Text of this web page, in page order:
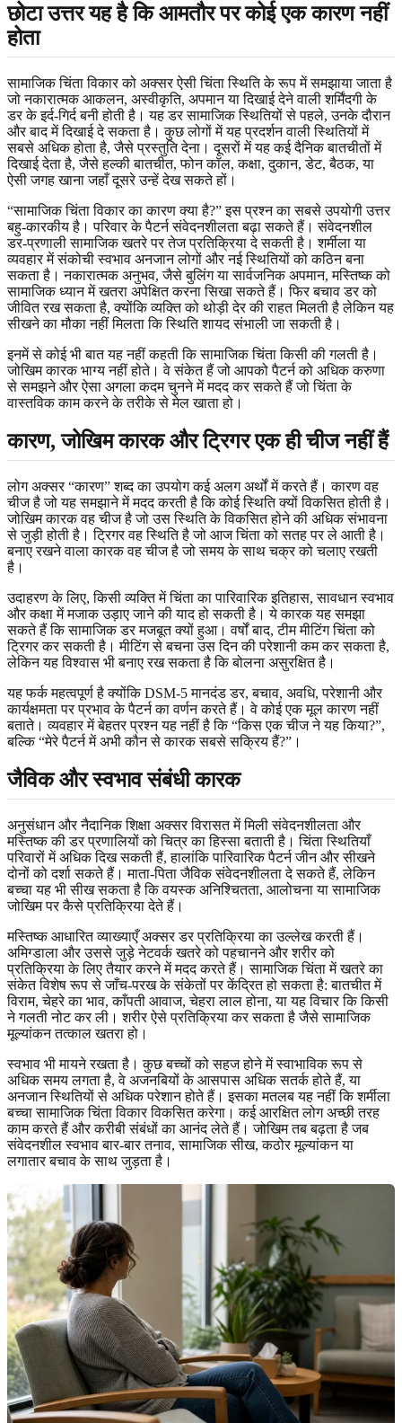
छोटा उत्तर यह है कि आमतौर पर कोई एक कारण नहीं
होता
सामाजिक चिंता विकार को अक्सर ऐसी चिंता स्थिति के रूप में समझाया जाता है
जो नकारात्मक आकलन, अस्वीकृति, अपमान या दिखाई देने वाली शर्मिंदगी के
डर के इर्द-गिर्द बनी होती है। यह डर सामाजिक स्थितियों से पहले, उनके दौरान
और बाद में दिखाई दे सकता है। कुछ लोगों में यह प्रदर्शन वाली स्थितियों में
सबसे अधिक होता है, जैसे प्रस्तुति देना। दूसरों में यह कई दैनिक बातचीतों में
दिखाई देता है, जैसे हल्की बातचीत, फोन कॉल, कक्षा, दुकान, डेट, बैठक, या
ऐसी जगह खाना जहाँ दूसरे उन्हें देख सकते हों।
“सामाजिक चिंता विकार का कारण क्या है?” इस प्रश्न का सबसे उपयोगी उत्तर
बहु-कारकीय है। परिवार के पैटर्न संवेदनशीलता बढ़ा सकते हैं। संवेदनशील
डर-प्रणाली सामाजिक खतरे पर तेज प्रतिक्रिया दे सकती है। शर्मीला या
व्यवहार में संकोची स्वभाव अनजान लोगों और नई स्थितियों को कठिन बना
सकता है। नकारात्मक अनुभव, जैसे बुलिंग या सार्वजनिक अपमान, मस्तिष्क को
सामाजिक ध्यान में खतरा अपेक्षित करना सिखा सकते हैं। फिर बचाव डर को
जीवित रख सकता है, क्योंकि व्यक्ति को थोड़ी देर की राहत मिलती है लेकिन यह
सीखने का मौका नहीं मिलता कि स्थिति शायद संभाली जा सकती है।
इनमें से कोई भी बात यह नहीं कहती कि सामाजिक चिंता किसी की गलती है।
जोखिम कारक भाग्य नहीं होते। वे संकेत हैं जो आपको पैटर्न को अधिक करुणा
से समझने और ऐसा अगला कदम चुनने में मदद कर सकते हैं जो चिंता के
वास्तविक काम करने के तरीके से मेल खाता हो।
कारण, जोखिम कारक और ट्रिगर एक ही चीज नहीं हैं
लोग अक्सर “कारण” शब्द का उपयोग कई अलग अर्थों में करते हैं। कारण वह
चीज है जो यह समझाने में मदद करती है कि कोई स्थिति क्यों विकसित होती है।
जोखिम कारक वह चीज है जो उस स्थिति के विकसित होने की अधिक संभावना
से जुड़ी होती है। ट्रिगर वह स्थिति है जो आज चिंता को सतह पर ले आती है।
बनाए रखने वाला कारक वह चीज है जो समय के साथ चक्र को चलाए रखती
है।
उदाहरण के लिए, किसी व्यक्ति में चिंता का पारिवारिक इतिहास, सावधान स्वभाव
और कक्षा में मजाक उड़ाए जाने की याद हो सकती है। ये कारक यह समझा
सकते हैं कि सामाजिक डर मजबूत क्यों हुआ। वर्षों बाद, टीम मीटिंग चिंता को
ट्रिगर कर सकती है। मीटिंग से बचना उस दिन की परेशानी कम कर सकता है,
लेकिन यह विश्वास भी बनाए रख सकता है कि बोलना असुरक्षित है।
यह फर्क महत्वपूर्ण है क्योंकि DSM-5 मानदंड डर, बचाव, अवधि, परेशानी और
कार्यक्षमता पर प्रभाव के पैटर्न का वर्णन करते हैं। वे कोई एक मूल कारण नहीं
बताते। व्यवहार में बेहतर प्रश्न यह नहीं है कि “किस एक चीज ने यह किया?”,
बल्कि “मेरे पैटर्न में अभी कौन से कारक सबसे सक्रिय हैं?”।
जैविक और स्वभाव संबंधी कारक
अनुसंधान और नैदानिक शिक्षा अक्सर विरासत में मिली संवेदनशीलता और
मस्तिष्क की डर प्रणालियों को चित्र का हिस्सा बताती है। चिंता स्थितियाँ
परिवारों में अधिक दिख सकती हैं, हालांकि पारिवारिक पैटर्न जीन और सीखने
दोनों को दर्शा सकते हैं। माता-पिता जैविक संवेदनशीलता दे सकते हैं, लेकिन
बच्चा यह भी सीख सकता है कि वयस्क अनिश्चितता, आलोचना या सामाजिक
जोखिम पर कैसे प्रतिक्रिया देते हैं।
मस्तिष्क आधारित व्याख्याएँ अक्सर डर प्रतिक्रिया का उल्लेख करती हैं।
अमिग्डाला और उससे जुड़े नेटवर्क खतरे को पहचानने और शरीर को
प्रतिक्रिया के लिए तैयार करने में मदद करते हैं। सामाजिक चिंता में खतरे का
संकेत विशेष रूप से जाँच-परख के संकेतों पर केंद्रित हो सकता है: बातचीत में
विराम, चेहरे का भाव, काँपती आवाज, चेहरा लाल होना, या यह विचार कि किसी
ने गलती नोट कर ली। शरीर ऐसे प्रतिक्रिया कर सकता है जैसे सामाजिक
मूल्यांकन तत्काल खतरा हो।
स्वभाव भी मायने रखता है। कुछ बच्चों को सहज होने में स्वाभाविक रूप से
अधिक समय लगता है, वे अजनबियों के आसपास अधिक सतर्क होते हैं, या
अनजान स्थितियों से अधिक परेशान होते हैं। इसका मतलब यह नहीं कि शर्मीला
बच्चा सामाजिक चिंता विकार विकसित करेगा। कई आरक्षित लोग अच्छी तरह
काम करते हैं और करीबी संबंधों का आनंद लेते हैं। जोखिम तब बढ़ता है जब
संवेदनशील स्वभाव बार-बार तनाव, सामाजिक सीख, कठोर मूल्यांकन या
लगातार बचाव के साथ जुड़ता है।